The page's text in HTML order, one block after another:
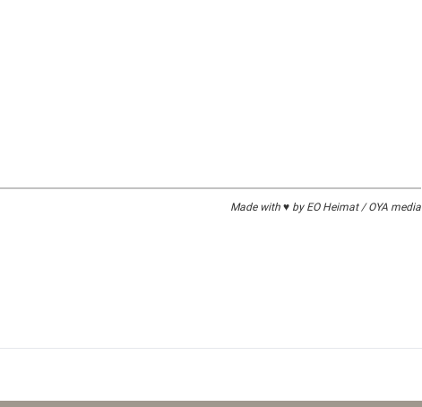
Made with ♥ by EO Heimat / OYA media